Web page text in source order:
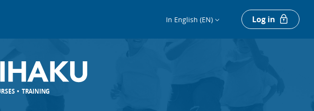
In English (EN) Log in
• TRAINING